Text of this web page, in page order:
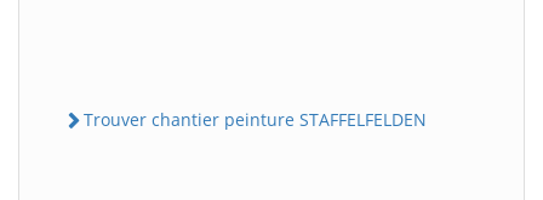
Trouver chantier peinture STAFFELFELDEN